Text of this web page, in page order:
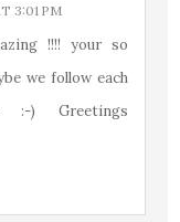
3:01 PM
!!!! your so
we follow each
) Greetings